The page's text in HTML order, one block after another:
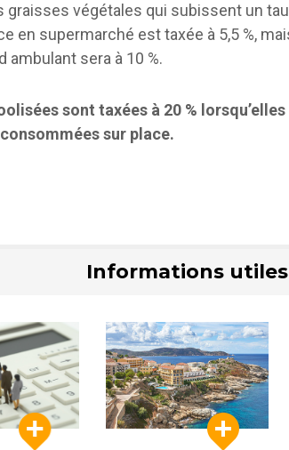
graisses végétales qui subissent un
en supermarché est taxée à 5,5 %,
ambulant sera à 10 %.
sont taxées à 20 %
sur place.
Informations utiles